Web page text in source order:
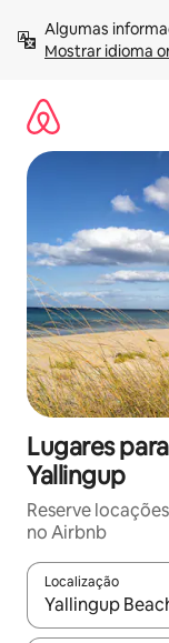
para
Mostrar idioma
Lugares
Yallingup
Reserve
no Airbnb
Localização
Quando os